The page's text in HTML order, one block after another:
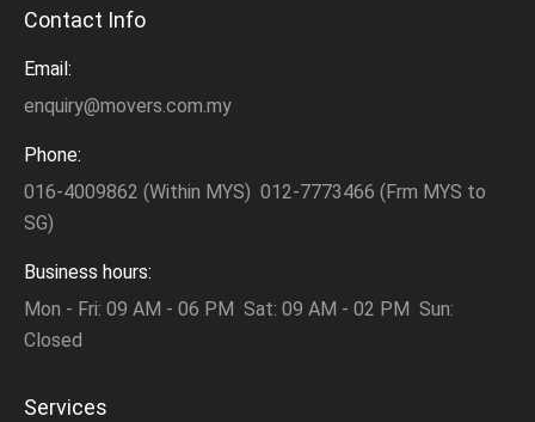
Contact Info
Email:
enquiry@movers.com.my
Phone:
016-4009862 (Within MYS) 012-7773466 (Frm MYS to
SG)
Business hours:
Mon - Fri: 09 AM - 06 PM Sat: 09 AM - 02 PM Sun:
Closed
Services